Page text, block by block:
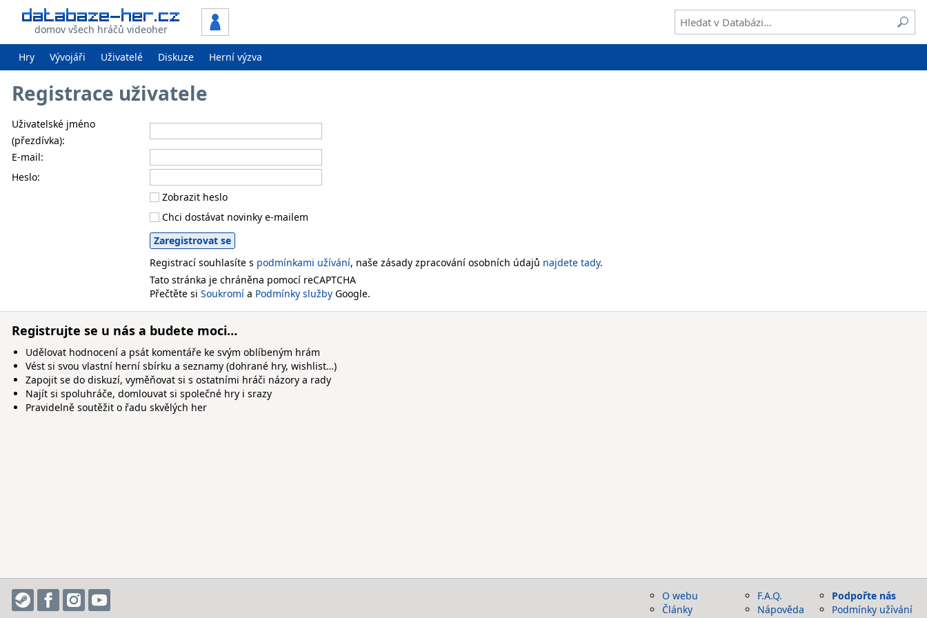
domov všech hráčů videoher
Hry Vývojáři Uživatelé Diskuze Herní výzva
Registrace uživatele
Uživatelské jméno
(přezdívka):
E-mail:
Heslo:
Zobrazit heslo
Chci dostávat novinky e-mailem
Registrací souhlasíte s podmínkami užívání, naše zásady zpracování osobních údajů najdete tady.
Tato stránka je chráněna pomocí reCAPTCHA
Přečtěte si Soukromí a Podmínky služby Google.
Registrujte se u nás a budete moci…
Udělovat hodnocení a psát komentáře ke svým oblíbeným hrám
Vést si svou vlastní herní sbírku a seznamy (dohrané hry, wishlist…)
Zapojit se do diskuzí, vyměňovat si s ostatními hráči názory a rady
Najít si spoluhráče, domlouvat si společné hry i srazy
Pravidelně soutěžit o řadu skvělých her
O webu
Články
F.A.Q.
Nápověda
Podpořte nás
Podmínky užívání